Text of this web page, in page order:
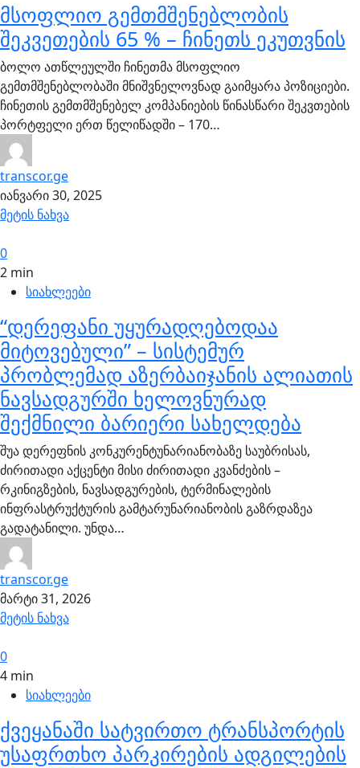
მსოფლიო გემთმშენებლობის
შეკვეთების 65 % – ჩინეთს ეკუთვნის
ბოლო ათწლეულში ჩინეთმა მსოფლიო
გემთმშენებლობაში მნიშვნელოვნად გაიმყარა პოზიციები.
ჩინეთის გემთმშენებელ კომპანიების წინასწარი შეკვთების
პორტფელი ერთ წელიწადში – 170…
transcor.ge
იანვარი 30, 2025
მეტის ნახვა
0
2 min
სიახლეები
“დერეფანი უყურადღებოდაა
მიტოვებული” – სისტემურ
პრობლემად აზერბაიჯანის ალიათის
ნავსადგურში ხელოვნურად
შექმნილი ბარიერი სახელდება
შუა დერეფნის კონკურენტუნარიანობაზე საუბრისას,
ძირითადი აქცენტი მისი ძირითადი კვანძების –
რკინიგზების, ნავსადგურების, ტერმინალების
ინფრასტრუქტურის გამტარუნარიანობის გაზრდაზეა
გადატანილი. უნდა…
transcor.ge
მარტი 31, 2026
მეტის ნახვა
0
4 min
სიახლეები
ქვეყანაში სატვირთო ტრანსპორტის
უსაფრთხო პარკირების ადგილების